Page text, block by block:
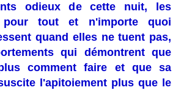
odieux de cette nuit, les
tout et n'importe quoi
quand elles ne tuent pas,
qui démontrent que
comment faire et que sa
l'apitoiement plus que le